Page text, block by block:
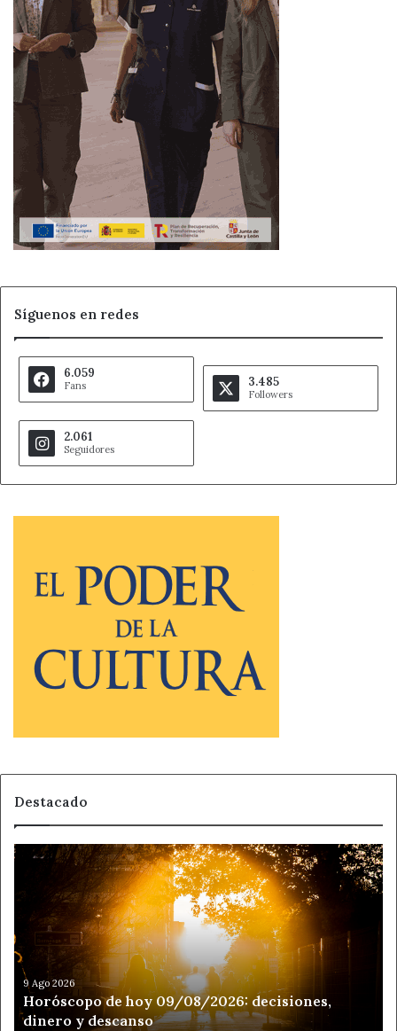
Síguenos en redes
6.059
Fans 3.485
Followers
2.061
Seguidores
Destacado
Horóscopo
09/08/2026:
decisiones,
dinero
y
descanso
9 Ago 2026
Horóscopo de hoy 09/08/2026: decisiones,
dinero y descanso